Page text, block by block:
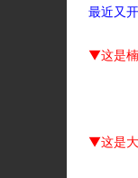
最近又
▼这是
▼这是